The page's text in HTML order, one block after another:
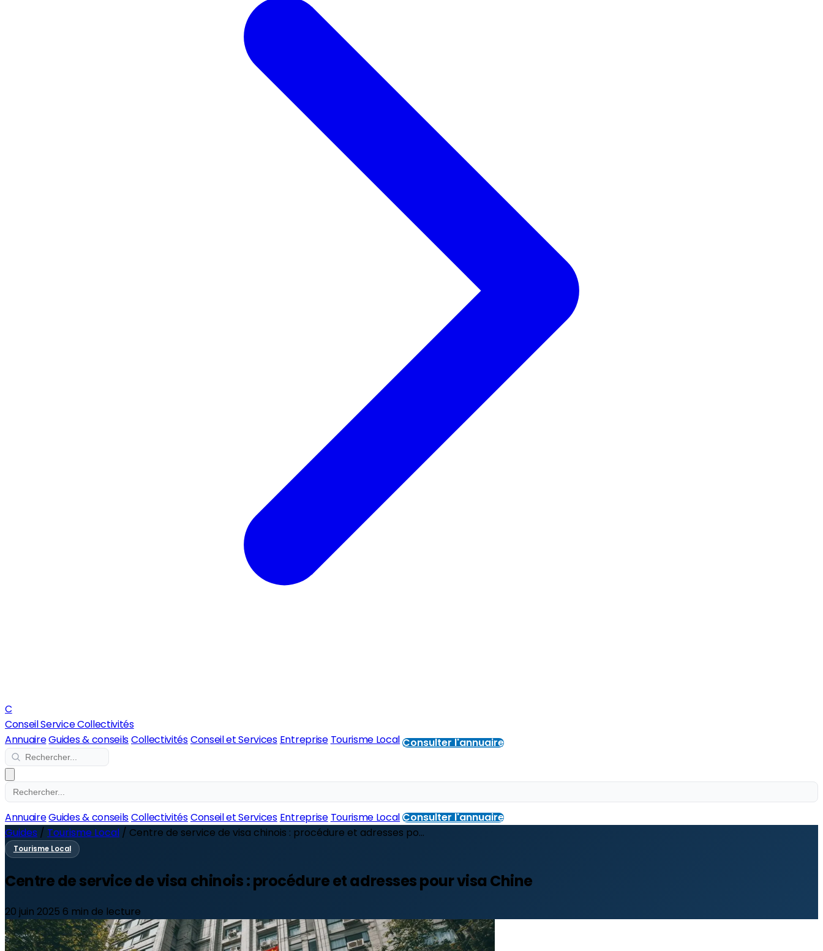
C
Conseil Service Collectivités
AnnuaireGuides & conseilsCollectivitésConseil et Services Entreprise Tourisme LocalConsulter l'annuaire
AnnuaireGuides & conseilsCollectivitésConseil et Services Entreprise Tourisme LocalConsulter l'annuaire
Guides / Tourisme Local / Centre de service de visa chinois : procédure et adresses po...
Tourisme Local
Centre de service de visa chinois : procédure et adresses pour visa Chine
20 juin 2025 6 min de lecture